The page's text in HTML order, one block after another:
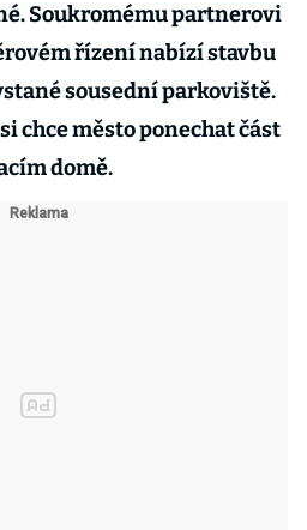
Soukromému partnerovi
řízení nabízí stavbu
sousední parkoviště.
chce město ponechat část
domě.